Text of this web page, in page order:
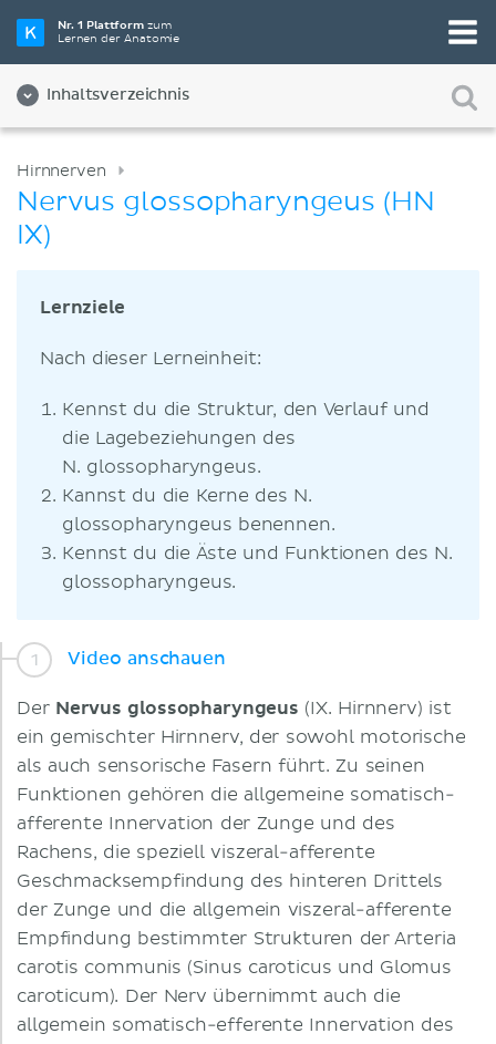
Nr. 1 Plattformzum
Lernen der Anatomie
Inhaltsverzeichnis
Hirnnerven
Nervus glossopharyngeus (HN
IX)
Lernziele
Nach dieser Lerneinheit:
Kennst du die Struktur, den Verlauf und
die Lagebeziehungen des
N. glossopharyngeus.
Kannst du die Kerne des N.
glossopharyngeus benennen.
Kennst du die Äste und Funktionen des N.
glossopharyngeus.
Video anschauen
Der Nervus glossopharyngeus (IX. Hirnnerv) ist
ein gemischter Hirnnerv, der sowohl motorische
als auch sensorische Fasern führt. Zu seinen
Funktionen gehören die allgemeine somatisch-
afferente Innervation der Zunge und des
Rachens, die speziell viszeral-afferente
Geschmacksempfindung des hinteren Drittels
der Zunge und die allgemein viszeral-afferente
Empfindung bestimmter Strukturen der Arteria
carotis communis (Sinus caroticus und Glomus
caroticum). Der Nerv übernimmt auch die
allgemein somatisch-efferente Innervation des